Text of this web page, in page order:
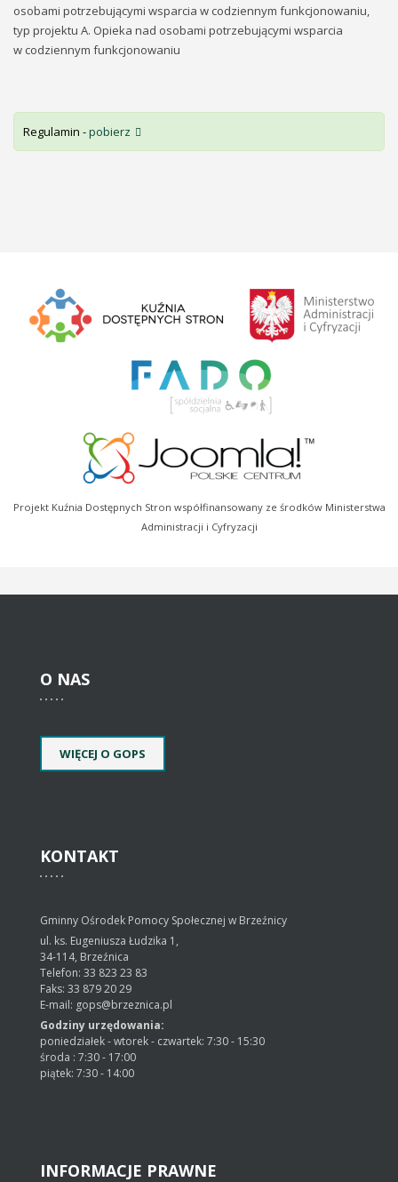
osobami potrzebującymi wsparcia w codziennym funkcjonowaniu,
typ projektu A. Opieka nad osobami potrzebującymi wsparcia
w codziennym funkcjonowaniu
Regulamin -pobierz
Projekt Kuźnia Dostępnych Stron współfinansowany ze środków Ministerstwa
Administracji i Cyfryzacji
O NAS
WIĘCEJ O GOPS
KONTAKT
Gminny Ośrodek Pomocy Społecznej w Brzeźnicy
ul. ks. Eugeniusza Łudzika 1,
34-114, Brzeźnica
Telefon: 33 823 23 83
Faks: 33 879 20 29
E-mail: gops@brzeznica.pl
Godziny urzędowania:
poniedziałek - wtorek - czwartek: 7:30 - 15:30
środa : 7:30 - 17:00
piątek: 7:30 - 14:00
INFORMACJE PRAWNE